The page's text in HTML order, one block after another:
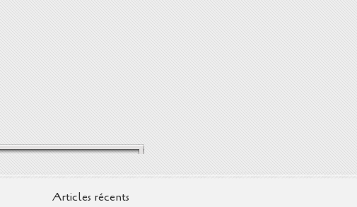
Articles récents